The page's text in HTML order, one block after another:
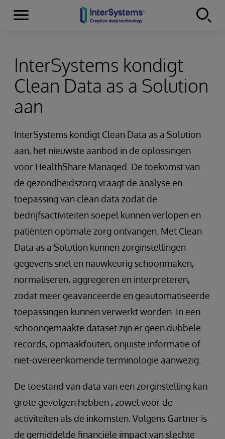
Skip to content
Menu
InterSystems kondigt
Clean Data as a Solution
aan
InterSystems kondigt Clean Data as a Solution
aan, het nieuwste aanbod in de oplossingen
voor HealthShare Managed. De toekomst van
de gezondheidszorg vraagt de analyse en
toepassing van clean data zodat de
bedrijfsactiviteiten soepel kunnen verlopen en
patiënten optimale zorg ontvangen. Met Clean
Data as a Solution kunnen zorginstellingen
gegevens snel en nauwkeurig schoonmaken,
normaliseren, aggregeren en interpreteren,
zodat meer geavanceerde en geautomatiseerde
toepassingen kunnen verwerkt worden. In een
schoongemaakte dataset zijn er geen dubbele
records, opmaakfouten, onjuiste informatie of
niet-overeenkomende terminologie aanwezig.
De toestand van data van een zorginstelling kan
grote gevolgen hebben , zowel voor de
activiteiten als de inkomsten. Volgens Gartner is
de gemiddelde financiële impact van slechte